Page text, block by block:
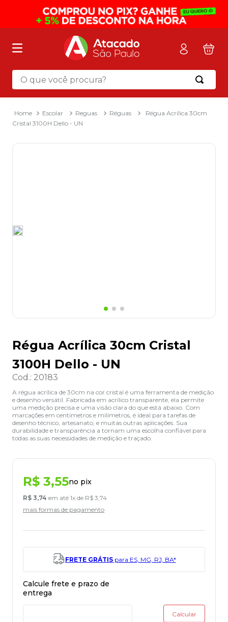
O que você procura?
Escolar Reguas Réguas
Régua Acrílica 30cm
Cristal 3100H Dello - UN
Régua Acrílica 30cm Cristal
3100H Dello - UN
Cod.: 20183
A régua acrílica de 30cm na cor cristal é uma ferramenta de medição
e desenho versátil. Fabricada em acrílico transparente, ela permite
uma medição precisa e uma visão clara do que está abaixo. Com
marcações em centímetros e milímetros, é ideal para tarefas de
desenho técnico, artesanato, e muitas outras aplicações. Sua
durabilidade e transparência a tornam uma escolha confiável para
todas as suas necessidades de medição e traçado.
R$ 3,55no pix
R$ 3,74 em até 1x de R$ 3,74
mais formas de pagamento
FRETE GRÁTISpara ES, MG, RJ, BA*
Termos mais buscados
mochila
2º sacola
3º mala
8